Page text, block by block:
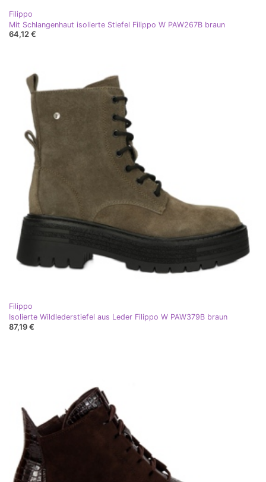
Filippo
Mit Schlangenhaut isolierte Stiefel Filippo W PAW267B braun
64,12 €
Filippo
Isolierte Wildlederstiefel aus Leder Filippo W PAW379B braun
87,19 €